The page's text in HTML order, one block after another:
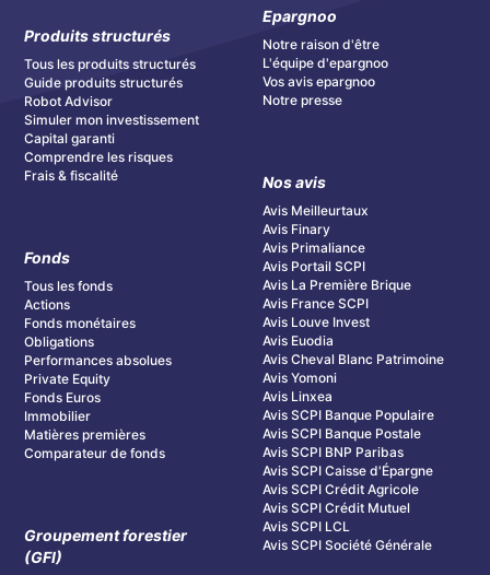
Produits structurés
Tous les produits structurés
Guide produits structurés
Robot Advisor
Simuler mon investissement
Capital garanti
Comprendre les risques
Frais & fiscalité
Fonds
Tous les fonds
Actions
Fonds monétaires
Obligations
Performances absolues
Private Equity
Fonds Euros
Immobilier
Matières premières
Comparateur de fonds
Groupement forestier
(GFI)
Epargnoo
Notre raison d'être
L'équipe d'epargnoo
Vos avis epargnoo
Notre presse
Nos avis
Avis Meilleurtaux
Avis Finary
Avis Primaliance
Avis Portail SCPI
Avis La Première Brique
Avis France SCPI
Avis Louve Invest
Avis Euodia
Avis Cheval Blanc Patrimoine
Avis Yomoni
Avis Linxea
Avis SCPI Banque Populaire
Avis SCPI Banque Postale
Avis SCPI BNP Paribas
Avis SCPI Caisse d'Épargne
Avis SCPI Crédit Agricole
Avis SCPI Crédit Mutuel
Avis SCPI LCL
Avis SCPI Société Générale